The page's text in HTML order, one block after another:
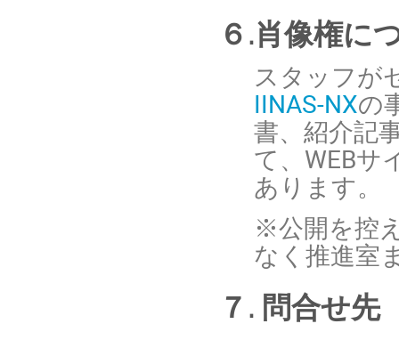
６.肖像権に
スタッフが
IINAS-NXの
書、紹介記
て、WEBサ
あります。
※公開を控
なく推進室
７. 問合せ先